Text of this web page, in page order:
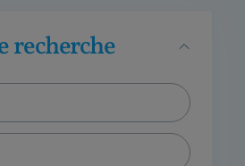
recherche